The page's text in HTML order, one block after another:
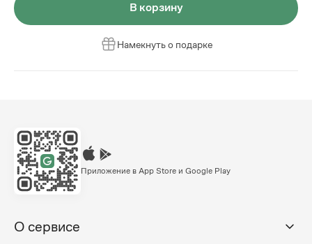
В корзину
Намекнуть о подарке
Приложение в App Store и Google Play
О сервисе